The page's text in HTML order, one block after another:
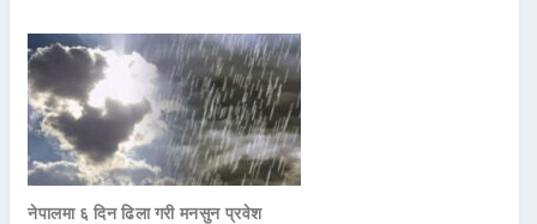
नेपालमा ६ दिन ढिला गरी मनसुन प्रवेश